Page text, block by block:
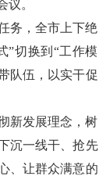
。
务，全市上下绝
”切换到“工作模
队伍，以实干促
新发展理念，树
沉一线干、抢先
、让群众满意的